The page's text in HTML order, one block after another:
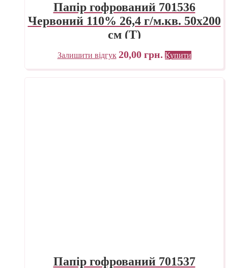
Папір гофрований 701536
Червоний 110% 26,4 г/м.кв. 50х200
см (Т)
Залишити відгук 20,00 грн. Купити
Папір гофрований 701537